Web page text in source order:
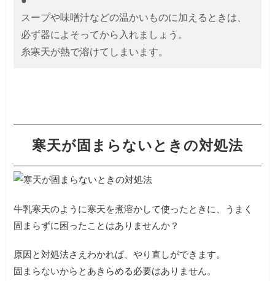
スープや味噌汁などの温かいものに加えるときは、
必ず器によそってから入れましょう。
寒天が固まらないときの対処法
牛乳寒天のように寒天を煮溶かして使ったときに、うまく
固まらずに困ったことはありませんか？
原因と対処法さえわかれば、やり直しができます。
固まらないからとあきらめる必要はありません。